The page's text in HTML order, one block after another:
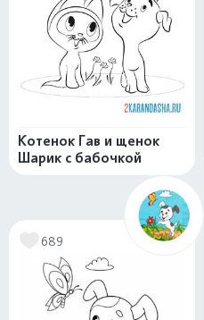
Котенок Гав и щенок
Шарик с бабочкой
689